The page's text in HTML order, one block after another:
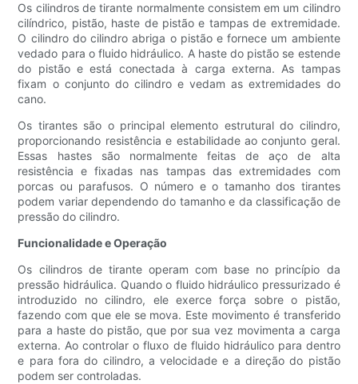
Os cilindros de tirante normalmente consistem em um cilindro
cilíndrico, pistão, haste de pistão e tampas de extremidade.
O cilindro do cilindro abriga o pistão e fornece um ambiente
vedado para o fluido hidráulico. A haste do pistão se estende
do pistão e está conectada à carga externa. As tampas
fixam o conjunto do cilindro e vedam as extremidades do
cano.
Os tirantes são o principal elemento estrutural do cilindro,
proporcionando resistência e estabilidade ao conjunto geral.
Essas hastes são normalmente feitas de aço de alta
resistência e fixadas nas tampas das extremidades com
porcas ou parafusos. O número e o tamanho dos tirantes
podem variar dependendo do tamanho e da classificação de
pressão do cilindro.
Funcionalidade e Operação
Os cilindros de tirante operam com base no princípio da
pressão hidráulica. Quando o fluido hidráulico pressurizado é
introduzido no cilindro, ele exerce força sobre o pistão,
fazendo com que ele se mova. Este movimento é transferido
para a haste do pistão, que por sua vez movimenta a carga
externa. Ao controlar o fluxo de fluido hidráulico para dentro
e para fora do cilindro, a velocidade e a direção do pistão
podem ser controladas.